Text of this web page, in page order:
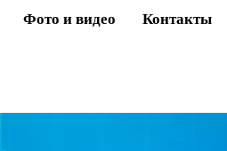
Фото и видео
Контакты